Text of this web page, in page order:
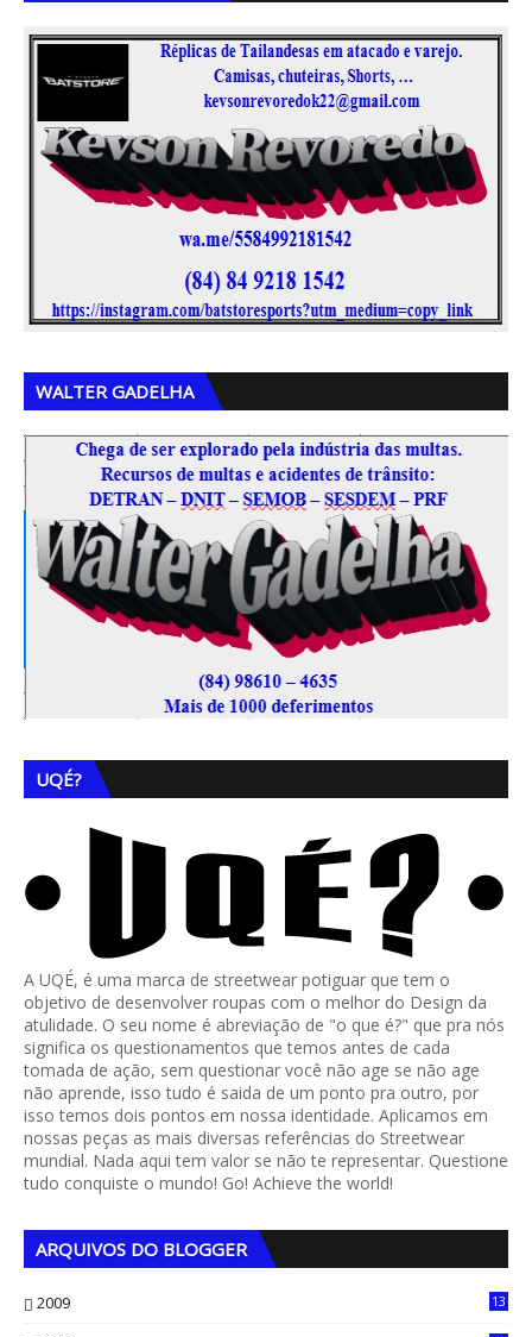
WALTER GADELHA
UQÉ?
A UQÉ, é uma marca de streetwear potiguar que tem o
objetivo de desenvolver roupas com o melhor do Design da
atulidade. O seu nome é abreviação de "o que é?" que pra nós
significa os questionamentos que temos antes de cada
tomada de ação, sem questionar você não age se não age
não aprende, isso tudo é saida de um ponto pra outro, por
isso temos dois pontos em nossa identidade. Aplicamos em
nossas peças as mais diversas referências do Streetwear
mundial. Nada aqui tem valor se não te representar. Questione
tudo conquiste o mundo! Go! Achieve the world!
ARQUIVOS DO BLOGGER
2009
13